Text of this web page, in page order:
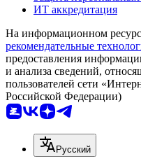
ИТ аккредитация
На информационном
рекомендательные
предоставления
и анализа сведений,
пользователей сети
Российской Федерации)
Русский